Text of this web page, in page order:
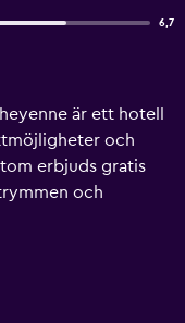
6,7
är ett hotell
och
erbjuds gratis
och
en dator, parkering
i